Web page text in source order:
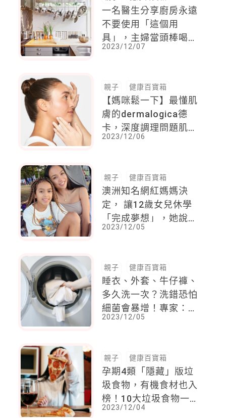
一名醫生分享廚房永遠
不要使用「這個用
具」，主婦當頭棒喝：
埋下了健康的隱憂 ，
2023/12/07
親子 健康百寶箱
【媽咪鬆一下】最懂肌
膚的dermalogica德
卡，深度調理問題肌
膚，疲累鬆垮就靠LED
2023/12/06
親子 健康百寶箱
澳洲知名網紅媽媽決
定， 讓12歲女兒休學
「完成夢想」，她說：
這樣她就可以成為全職
2023/12/05
親子 健康百寶箱
睡衣、外套、牛仔褲、
多久洗一次？洗錯恐怕
細菌會暴增！專家：關
鍵出在洗衣機比馬桶髒
2023/12/05
親子 健康百寶箱
孕期4類「隱藏」版垃
圾食物，有機食材也入
榜！10大垃圾食物一次
看，專業營養師提醒 :
2023/12/04